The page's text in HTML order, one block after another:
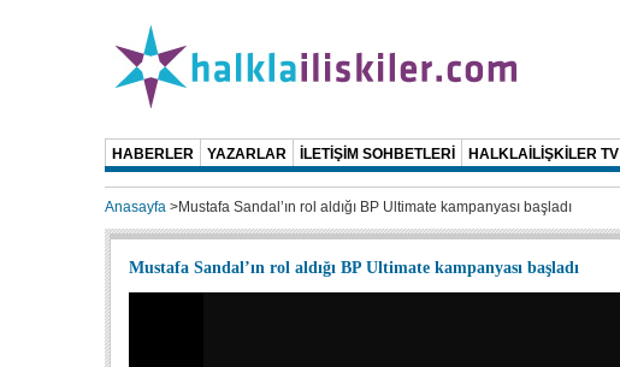
HABERLER YAZARLAR İLETİŞİM SOHBETLERİ HALKLAİLİŞKİLER TV
Anasayfa >Mustafa Sandal’ın rol aldığı BP Ultimate kampanyası başladı
Mustafa Sandal’ın rol aldığı BP Ultimate kampanyası başladı